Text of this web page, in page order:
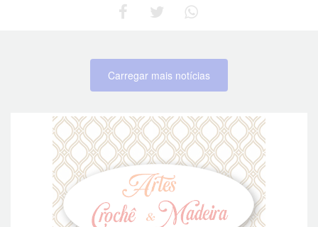
Carregar mais notícias